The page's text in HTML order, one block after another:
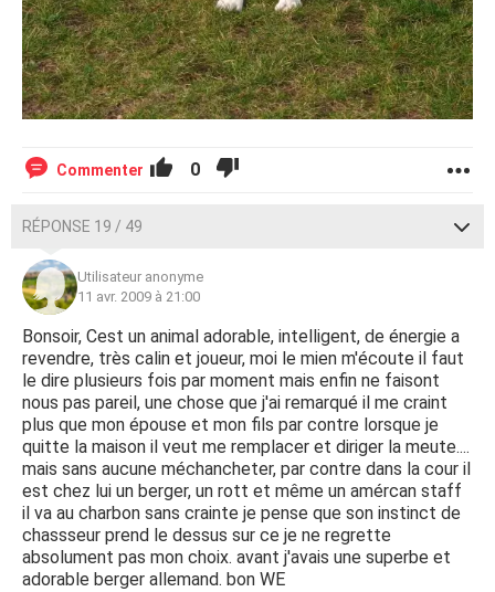
Commenter 0
RÉPONSE 19 / 49
Utilisateur anonyme
11 avr. 2009 à 21:00
Bonsoir, Cest un animal adorable, intelligent, de énergie a
revendre, très calin et joueur, moi le mien m'écoute il faut
le dire plusieurs fois par moment mais enfin ne faisont
nous pas pareil, une chose que j'ai remarqué il me craint
plus que mon épouse et mon fils par contre lorsque je
quitte la maison il veut me remplacer et diriger la meute....
mais sans aucune méchancheter, par contre dans la cour il
est chez lui un berger, un rott et même un amércan staff
il va au charbon sans crainte je pense que son instinct de
chassseur prend le dessus sur ce je ne regrette
absolument pas mon choix. avant j'avais une superbe et
adorable berger allemand. bon WE